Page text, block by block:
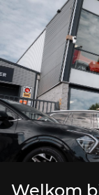
Welkom